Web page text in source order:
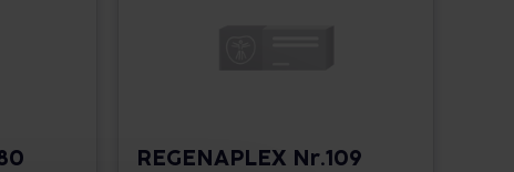
REGENAPLEX Nr.109